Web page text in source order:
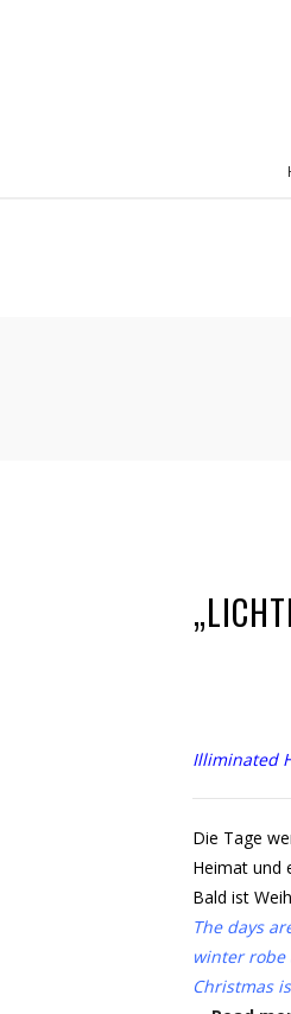
Illiminated
Die Tage
Heimat und
Bald ist
The days
winter robe
Christmas